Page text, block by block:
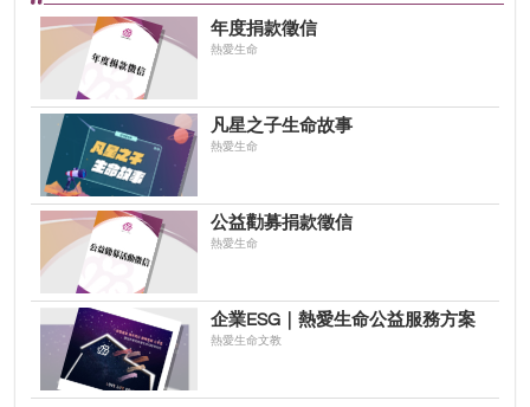
年度捐款徵信
熱愛生命
凡星之子生命故事
熱愛生命
公益勸募捐款徵信
熱愛生命
企業ESG｜熱愛生命公益服務方案
熱愛生命文教